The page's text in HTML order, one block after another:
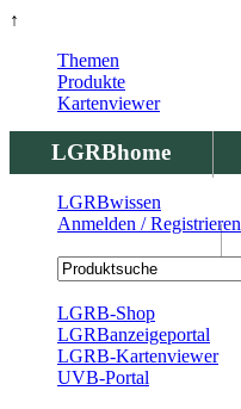
↑
LGRBhome
LGRBbohrungen
Themen
Produkte
Kartenviewer
LGRBwissen
Anmelden / Registrieren
LGRB-Shop
LGRBanzeigeportal
LGRB-Kartenviewer
UVB-Portal